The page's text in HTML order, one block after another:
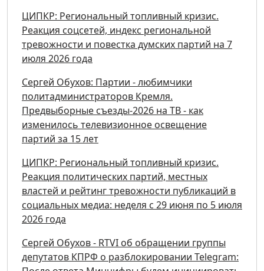
ЦИПКР: Региональный топливный кризис.
Реакция соцсетей, индекс региональной
тревожности и повестка думских партий на 7
июля 2026 года
Сергей Обухов: Партии - любимчики
политадминистраторов Кремля.
Предвыборные съезды-2026 на ТВ - как
изменилось телевизионное освещение
партий за 15 лет
ЦИПКР: Региональный топливный кризис.
Реакция политических партий, местных
властей и рейтинг тревожности публикаций в
социальных медиа: неделя с 29 июня по 5 июля
2026 года
Сергей Обухов - RTVI об обращении группы
депутатов КПРФ о разблокировании Telegram: